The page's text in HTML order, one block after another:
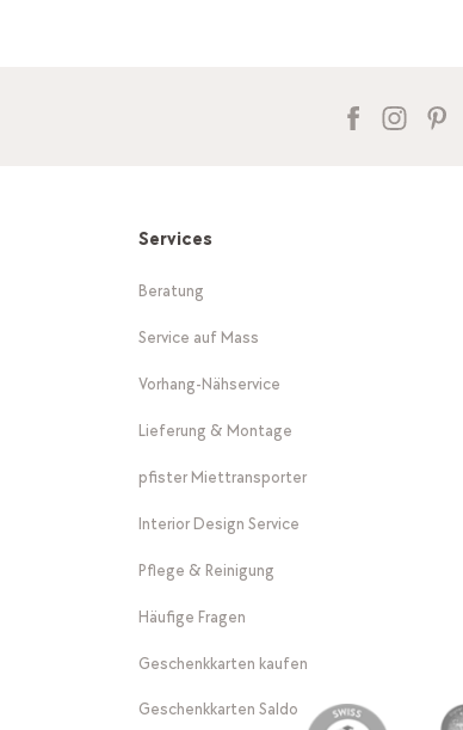
Services
Beratung
Service auf Mass
Vorhang-Nähservice
Lieferung & Montage
pfister Miettransporter
Interior Design Service
Pflege & Reinigung
Häufige Fragen
Geschenkkarten kaufen
Geschenkkarten Saldo